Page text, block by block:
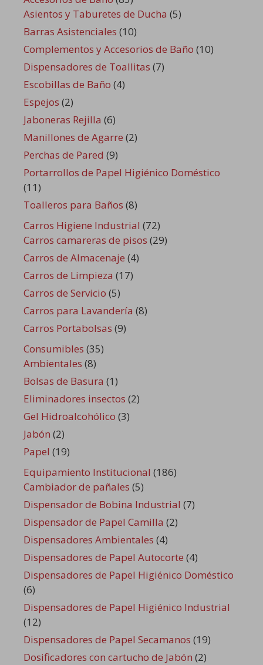
Asientos y Taburetes de Ducha (5)
Barras Asistenciales (10)
Complementos y Accesorios de Baño (10)
Dispensadores de Toallitas (7)
Escobillas de Baño (4)
Espejos (2)
Jaboneras Rejilla (6)
Manillones de Agarre (2)
Perchas de Pared (9)
Portarrollos de Papel Higiénico Doméstico
(11)
Toalleros para Baños (8)
Carros Higiene Industrial (72)
Carros camareras de pisos (29)
Carros de Almacenaje (4)
Carros de Limpieza (17)
Carros de Servicio (5)
Carros para Lavandería (8)
Carros Portabolsas (9)
Consumibles (35)
Ambientales (8)
Bolsas de Basura (1)
Eliminadores insectos (2)
Gel Hidroalcohólico (3)
Jabón (2)
Papel (19)
Equipamiento Institucional (186)
Cambiador de pañales (5)
Dispensador de Bobina Industrial (7)
Dispensador de Papel Camilla (2)
Dispensadores Ambientales (4)
Dispensadores de Papel Autocorte (4)
Dispensadores de Papel Higiénico Doméstico
(6)
Dispensadores de Papel Higiénico Industrial
(12)
Dispensadores de Papel Secamanos (19)
Dosificadores con cartucho de Jabón (2)